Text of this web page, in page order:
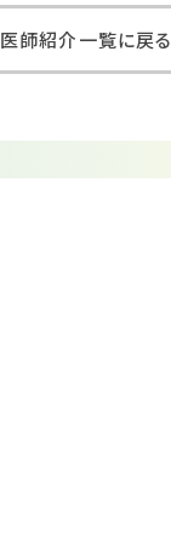
医師紹介一覧に戻る